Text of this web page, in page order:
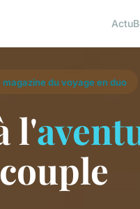
Actu
magazine du voyage en duo
l'
couple